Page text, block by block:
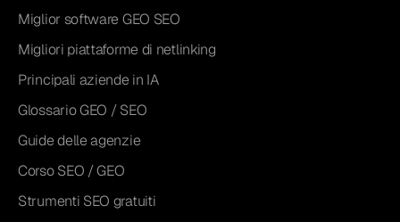
Miglior software GEO SEO
Migliori piattaforme di netlinking
Principali aziende in IA
Glossario GEO / SEO
Guide delle agenzie
Corso SEO / GEO
Strumenti SEO gratuiti